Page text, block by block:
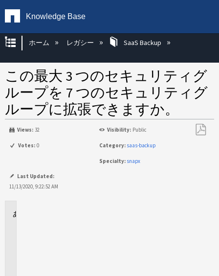
Knowledge Base
グローバル階層を展開/折りたたむ
ホーム レガシー SaaS Backup
この最大 3 つのセキュリティグ
ループを 7 つのセキュリティグ
ループに拡張できますか。
Views: 32 Visibility: Public
Votes: 0 Category: saas-backup
Specialty: snapx
Last Updated:
11/13/2020, 9:22:52 AM